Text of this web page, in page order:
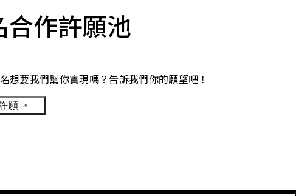
合作許願池
想要我們幫你實現嗎？告訴我們你的願望吧！
願